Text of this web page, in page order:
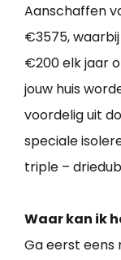
Aanschaffen
€3575,
€200 elk jaar
jouw huis
voordelig uit
speciale
triple –
Waar kan ik
Ga eerst eens